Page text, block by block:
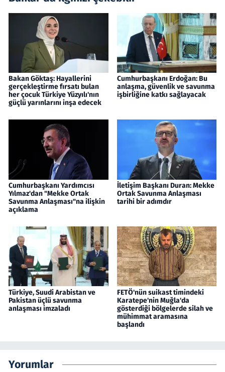
Bakan Göktaş: Hayallerini
gerçekleştirme fırsatı bulan
her çocuk Türkiye Yüzyılı'nın
güçlü yarınlarını inşa edecek
Cumhurbaşkanı Erdoğan: Bu
anlaşma, güvenlik ve savunma
işbirliğine katkı sağlayacak
Cumhurbaşkanı Yardımcısı
Yılmaz'dan "Mekke Ortak
Savunma Anlaşması"na ilişkin
açıklama
İletişim Başkanı Duran: Mekke
Ortak Savunma Anlaşması
tarihi bir adımdır
Türkiye, Suudi Arabistan ve
Pakistan üçlü savunma
anlaşması imzaladı
FETÖ'nün suikast timindeki
Karatepe'nin Muğla'da
gösterdiği bölgelerde silah ve
mühimmat aramasına
başlandı
Yorumlar